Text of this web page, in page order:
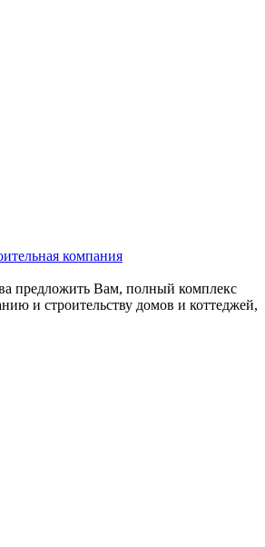
компания
предложить Вам, полный комплекс
и строительству домов и коттеджей,